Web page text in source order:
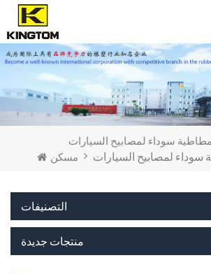
سوداء لمصابيح السيارات
مسكن
لمصابيح السيارات
التصنيفات
منتجات جديدة